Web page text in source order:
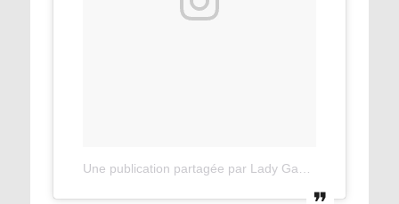
Une publication partagée par Lady Gaga (@ladygaga)